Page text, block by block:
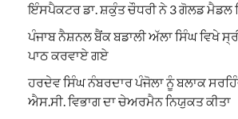
ਇੰਸਪੈਕਟਰ ਡਾ. ਸ਼ਕੁੰਤ ਚੌਧਰੀ ਨੇ 3 ਗੋਲਡ ਮੈਡਲ
ਪੰਜਾਬ ਨੈਸ਼ਨਲ ਬੈਂਕ ਬਡਾਲੀ ਅੱਲਾ ਸਿੰਘ ਵਿਖੇ
ਪਾਠ ਕਰਵਾਏ ਗਏ
ਹਰਦੇਵ ਸਿੰਘ ਨੰਬਰਦਾਰ ਪੰਜੋਲਾ ਨੂੰ ਬਲਾਕ
ਐਸ.ਸੀ. ਵਿਭਾਗ ਦਾ ਚੇਅਰਮੈਨ ਨਿਯੁਕਤ ਕੀਤਾ